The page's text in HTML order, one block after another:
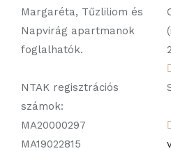
Margaréta, Tűzliliom és
Napvirág apartmanok
foglalhatók.
NTAK regisztrációs
számok:
MA20000297
MA19022815